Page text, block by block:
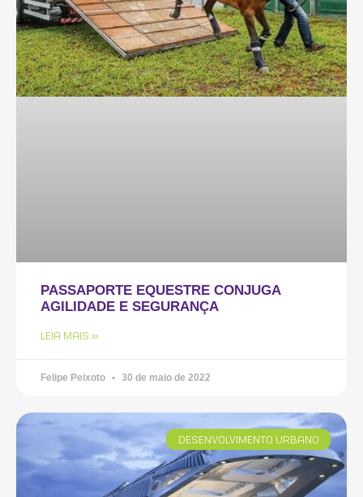
PASSAPORTE EQUESTRE CONJUGA
AGILIDADE E SEGURANÇA
LEIA MAIS »
Felipe Peixoto 30 de maio de 2022
DESENVOLVIMENTO URBANO